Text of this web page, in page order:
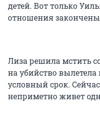
детей. Вот только
отношения
Лиза решила мстить
на убийство
условный срок.
неприметно живет